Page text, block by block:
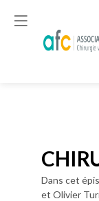
Dans cet
et Olivier